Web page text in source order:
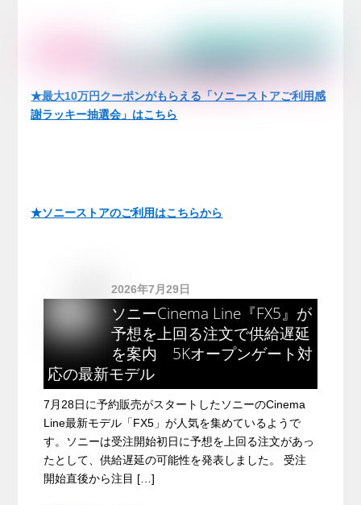
★最大10万円クーポンがもらえる「ソニーストアご利用感
謝ラッキー抽選会」はこちら
★ソニーストアのご利用はこちらから
2026年7月29日
ソニーCinema Line『FX5』が
予想を上回る注文で供給遅延
を案内 5Kオープンゲート対
応の最新モデル
7月28日に予約販売がスタートしたソニーのCinema
Line最新モデル「FX5」が人気を集めているようで
す。ソニーは受注開始初日に予想を上回る注文があっ
たとして、供給遅延の可能性を発表しました。 受注
開始直後から注目 […]